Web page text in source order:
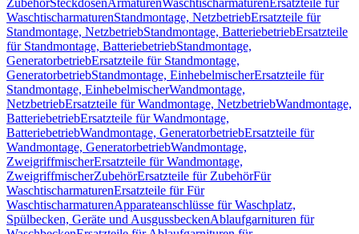
ZubehörSteckdosenArmaturenWaschtischarmaturen Ersatzteile für
WaschtischarmaturenStandmontage, NetzbetriebErsatzteile für
Standmontage, NetzbetriebStandmontage, BatteriebetriebErsatzteile
für Standmontage, BatteriebetriebStandmontage,
GeneratorbetriebErsatzteile für Standmontage,
GeneratorbetriebStandmontage, EinhebelmischerErsatzteile für
Standmontage, EinhebelmischerWandmontage,
NetzbetriebErsatzteile für Wandmontage, NetzbetriebWandmontage,
BatteriebetriebErsatzteile für Wandmontage,
BatteriebetriebWandmontage, GeneratorbetriebErsatzteile für
Wandmontage, GeneratorbetriebWandmontage,
ZweigriffmischerErsatzteile für Wandmontage,
ZweigriffmischerZubehörErsatzteile für ZubehörFür
WaschtischarmaturenErsatzteile für Für
WaschtischarmaturenApparateanschlüsse für Waschplatz,
Spülbecken, Geräte und AusgussbeckenAblaufgarnituren für